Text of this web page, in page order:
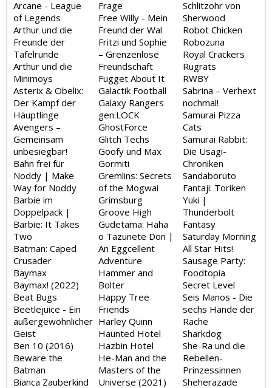
Arcane - League
of Legends
Arthur und die
Freunde der
Tafelrunde
Arthur und die
Minimoys
Asterix & Obelix:
Der Kampf der
Häuptlinge
Avengers –
Gemeinsam
unbesiegbar!
Bahn frei für
Noddy | Make
Way for Noddy
Barbie im
Doppelpack |
Barbie: It Takes
Two
Batman: Caped
Crusader
Baymax
Baymax! (2022)
Beat Bugs
Beetlejuice - Ein
außergewöhnlicher
Geist
Ben 10 (2016)
Beware the
Batman
Bianca Zauberkind
Frage
Free Willy - Mein
Freund der Wal
Fritzi und Sophie
– Grenzenlose
Freundschaft
Fugget About It
Galactik Football
Galaxy Rangers
gen:LOCK
GhostForce
Glitch Techs
Goofy und Max
Gormiti
Gremlins: Secrets
of the Mogwai
Grimsburg
Groove High
Gudetama: Haha
o Tazunete Don |
An Eggcellent
Adventure
Hammer and
Bolter
Happy Tree
Friends
Harley Quinn
Haunted Hotel
Hazbin Hotel
He-Man and the
Masters of the
Universe (2021)
Schlitzohr von
Sherwood
Robot Chicken
Robozuna
Royal Crackers
Rugrats
RWBY
Sabrina – Verhext
nochmal!
Samurai Pizza
Cats
Samurai Rabbit:
Die Usagi-
Chroniken
Sandaboruto
Fantaji: Toriken
Yuki |
Thunderbolt
Fantasy
Saturday Morning
All Star Hits!
Sausage Party:
Foodtopia
Secret Level
Seis Manos - Die
sechs Hände der
Rache
Sharkdog
She-Ra und die
Rebellen-
Prinzessinnen
Sheherazade